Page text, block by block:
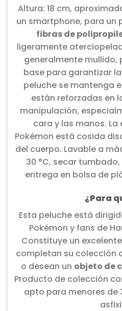
Altura: 18 cm,
un smartphone, para un
fibras de
ligeramente
generalmente mullido,
base para garantizar
peluche se mantenga
están reforzadas en
manipulación,
cara y las manos.
Pokémon está cosida
del cuerpo. Lavable a
30 °C, secar
entrega en bolsa de
¿Para
Esta peluche está
Pokémon y fans de
Constituye un
completan su colección
o desean un objeto de
Producto de colección
apto para menores de